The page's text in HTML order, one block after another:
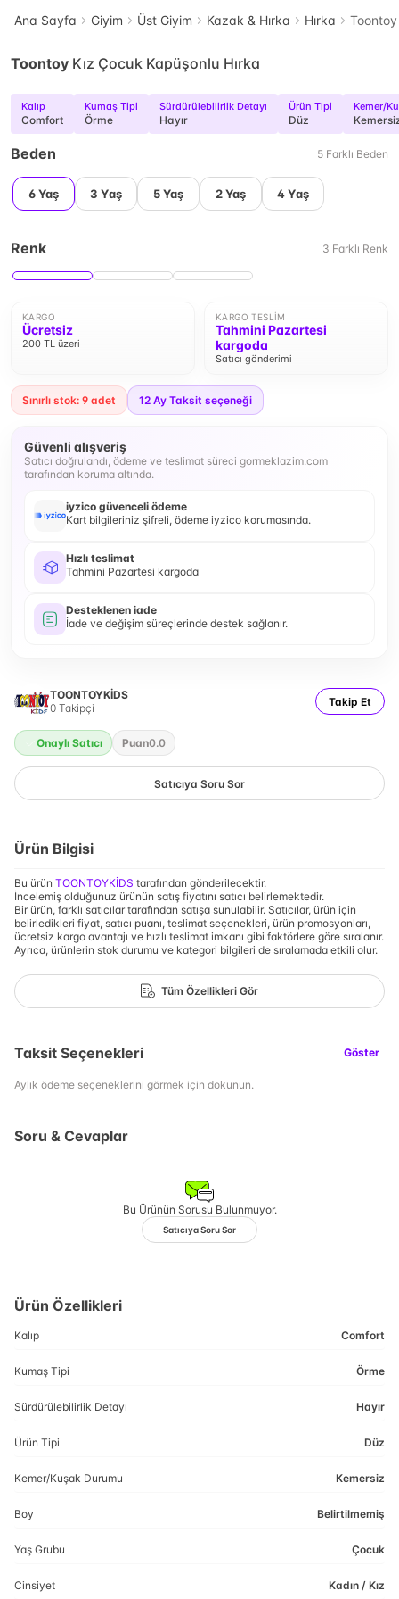
Ana Sayfa Giyim Üst Giyim Kazak & Hırka Hırka Toontoy
Toontoy Kız Çocuk Kapüşonlu Hırka
Kalıp
Comfort
Kumaş Tipi
Örme
Sürdürülebilirlik Detayı
Hayır
Ürün Tipi
Düz
Kemer/
Beden 5 Farklı Beden
6 Yaş 3 Yaş 5 Yaş 2 Yaş 4 Yaş
Renk 3 Farklı Renk
KARGO
Ücretsiz
200 TL üzeri
KARGO TESLIM
Tahmini Pazartesi
kargoda
Satıcı gönderimi
Sınırlı stok: 9 adet 12 Ay Taksit seçeneği
Güvenli alışveriş
Satıcı doğrulandı, ödeme ve teslimat süreci gormeklazim.com
tarafından koruma altında.
iyzico güvenceli ödeme
Kart bilgileriniz şifreli, ödeme iyzico korumasında.
Hızlı teslimat
Tahmini Pazartesi kargoda
Desteklenen iade
İade ve değişim süreçlerinde destek sağlanır.
TOONTOYKİDS
0 Takipçi Takip Et
Onaylı Satıcı Puan0.0
Satıcıya Soru Sor
Ürün Bilgisi
Bu ürün TOONTOYKİDS tarafından gönderilecektir.
İncelemiş olduğunuz ürünün satış fiyatını satıcı belirlemektedir.
Bir ürün, farklı satıcılar tarafından satışa sunulabilir. Satıcılar, ürün için
belirledikleri fiyat, satıcı puanı, teslimat seçenekleri, ürün promosyonları,
ücretsiz kargo avantajı ve hızlı teslimat imkanı gibi faktörlere göre sıralanır.
Ayrıca, ürünlerin stok durumu ve kategori bilgileri de sıralamada etkili olur.
Tüm Özellikleri Gör
Taksit Seçenekleri Göster
Aylık ödeme seçeneklerini görmek için dokunun.
Soru & Cevaplar
Bu Ürünün Sorusu Bulunmuyor.
Satıcıya Soru Sor
Ürün Özellikleri
Kalıp Comfort
Kumaş Tipi Örme
Sürdürülebilirlik Detayı Hayır
Ürün Tipi Düz
Kemer/Kuşak Durumu Kemersiz
Boy Belirtilmemiş
Yaş Grubu Çocuk
Cinsiyet Kadın / Kız